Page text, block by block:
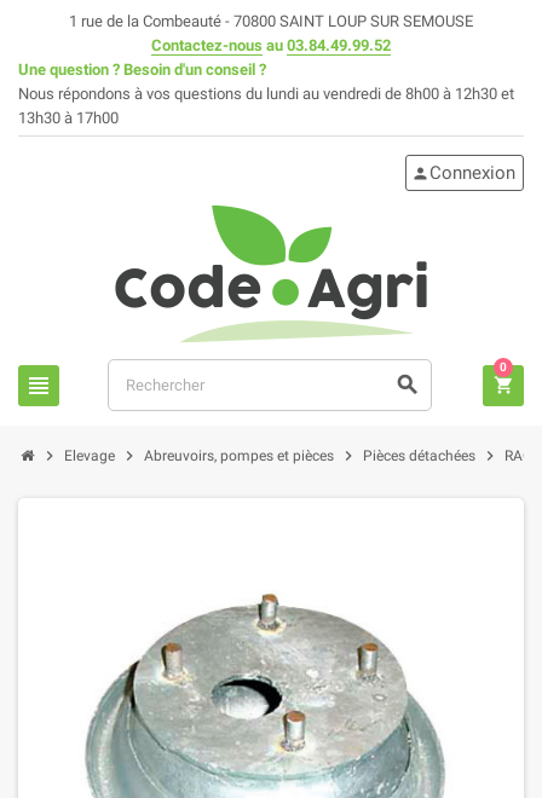
1 rue de la Combeauté - 70800 SAINT LOUP SUR SEMOUSE
Contactez-nous au 03.84.49.99.52
Une question ? Besoin d'un conseil ?
Nous répondons à vos questions du lundi au vendredi de 8h00 à 12h30 et
13h30 à 17h00
view_headline search
person Connexion
shopping_cart
0
chevron_right Elevage chevron_right Abreuvoirs, pompes et pièces chevron_right Pièces détachées chevron_right